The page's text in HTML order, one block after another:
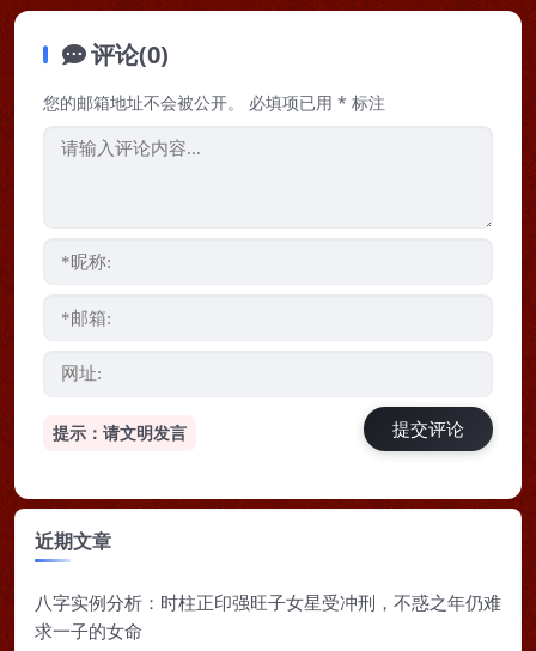
评论(0)
提示：请文明发言
您的邮箱地址不会被公开。 必填项已用 * 标注
近期文章
八字实例分析：时柱正印强旺子女星受冲刑，不惑之年仍难
求一子的女命